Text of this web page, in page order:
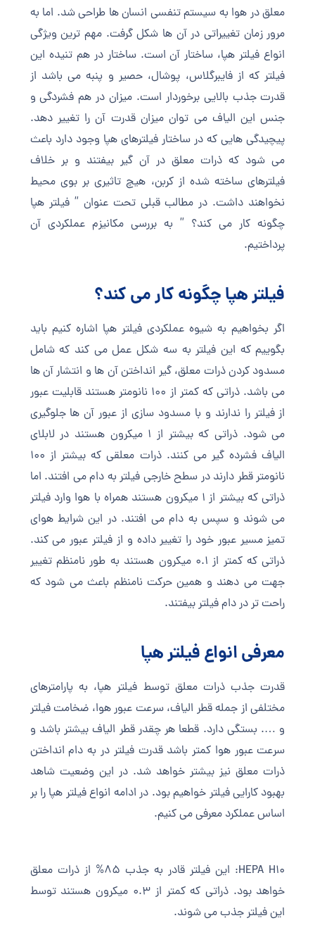
معلق در هوا به سیستم تنفسی انسان ها طراحی شد. اما به
مرور زمان تغییراتی در آن ها شکل گرفت. مهم ترین ویژگی
انواع فیلتر هپا، ساختار آن است. ساختار در هم تنیده این
فیلتر که از فایبرگلاس، پوشال، حصیر و پنبه می باشد از
قدرت جذب بالایی برخوردار است. میزان در هم فشردگی و
جنس این الیاف می توان میزان قدرت آن را تغییر دهد.
پیچیدگی هایی که در ساختار فیلترهای هپا وجود دارد باعث
می شود که ذرات معلق در آن گیر بیفتند و بر خلاف
فیلترهای ساخته شده از کربن، هیچ تاثیری بر بوی محیط
نخواهند داشت. در مطالب قبلی تحت عنوان ” فیلتر هپا
چگونه کار می کند؟ ” به بررسی مکانیزم عملکردی آن
پرداختیم.
فیلتر هپا چگونه کار می کند؟
اگر بخواهیم به شیوه عملکردی فیلتر هپا اشاره کنیم باید
بگوییم که این فیلتر به سه شکل عمل می کند که شامل
مسدود کردن ذرات معلق، گیر انداختن آن ها و انتشار آن ها
می باشد. ذراتی که کمتر از 100 نانومتر هستند قابلیت عبور
از فیلتر را ندارند و با مسدود سازی از عبور آن ها جلوگیری
می شود. ذراتی که بیشتر از 1 میکرون هستند در لابلای
الیاف فشرده گیر می کنند. ذرات معلقی که بیشتر از 100
نانومتر قطر دارند در سطح خارجی فیلتر به دام می افتند. اما
ذراتی که بیشتر از 1 میکرون هستند همراه با هوا وارد فیلتر
می شوند و سپس به دام می افتند. در این شرایط هوای
تمیز مسیر عبور خود را تغییر داده و از فیلتر عبور می کند.
ذراتی که کمتر از 0.1 میکرون هستند به طور نامنظم تغییر
جهت می دهند و همین حرکت نامنظم باعث می شود که
راحت تر در دام فیلتر بیفتند.
معرفی انواع فیلتر هپا
قدرت جذب ذرات معلق توسط فیلتر هپا، به پارامترهای
مختلفی از جمله قطر الیاف، سرعت عبور هوا، ضخامت فیلتر
و …. بستگی دارد. قطعا هر چقدر قطر الیاف بیشتر باشد و
سرعت عبور هوا کمتر باشد قدرت فیلتر در به دام انداختن
ذرات معلق نیز بیشتر خواهد شد. در این وضعیت شاهد
بهبود کارایی فیلتر خواهیم بود. در ادامه انواع فیلتر هپا را بر
اساس عملکرد معرفی می کنیم.
HEPA H10: این فیلتر قادر به جذب 85% از ذرات معلق
خواهد بود. ذراتی که کمتر از 0.3 میکرون هستند توسط
این فیلتر جذب می شوند.